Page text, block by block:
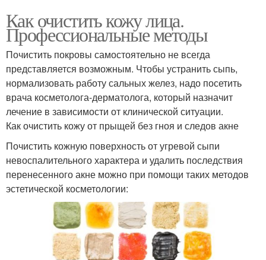
Как очистить кожу лица.
Профессиональные методы
Почистить покровы самостоятельно не всегда
представляется возможным. Чтобы устранить сыпь,
нормализовать работу сальных желез, надо посетить
врача косметолога-дерматолога, который назначит
лечение в зависимости от клинической ситуации.
Как очистить кожу от прыщей без гноя и следов акне
Почистить кожную поверхность от угревой сыпи
невоспалительного характера и удалить последствия
перенесенного акне можно при помощи таких методов
эстетической косметологии: